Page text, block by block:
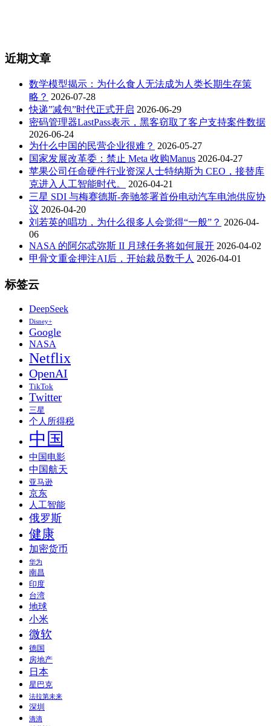
近期文章
数学模型揭示：为什么食人无法成为人类长期生存策
略？ 2026-07-28
快递”减包”时代正式开启 2026-06-29
密码管理器LastPass表示，黑客窃取了客户支持案件数据
2026-06-24
为什么中国的民营企业很难？ 2026-05-27
国家发展改革委：禁止 Meta 收购Manus 2026-04-27
苹果公司任命硬件行业资深人士特纳斯为 CEO，接替库
克进入人工智能时代。
2026-04-21
三星 SDI 与梅赛德斯-奔驰签署首份电动汽车电池供应协
议 2026-04-20
刘若英的唱功，为什么很多人会觉得“一般”？ 2026-04-
06
NASA 的阿尔忒弥斯 II 月球任务将如何展开 2026-04-02
甲骨文重金押注AI后，开始裁员数千人 2026-04-01
标签云
DeepSeek
Disney+
Google
NASA
Netflix
OpenAI
TikTok
Twitter
三星
个人所得税
中国
中国电影
中国航天
亚马逊
京东
人工智能
俄罗斯
健康
加密货币
华为
南昌
印度
台湾
地球
小米
微软
德国
房地产
日本
星巴克
法拉第未来
深圳
滴滴